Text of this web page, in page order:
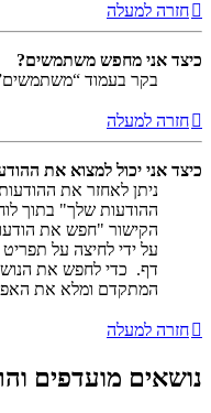
חזרה למעלה
כיצד אני מחפש משתמשים?
בקר בעמוד
חזרה למעלה
כיצד אני יכול למצוא את
ניתן לאחזר את
ההודעות שלך" בתוך
הקישור "חפש את
על ידי לחיצה על
דף. כדי לחפש את
המתקדם ומלא את
חזרה למעלה
נושאים מועדפים